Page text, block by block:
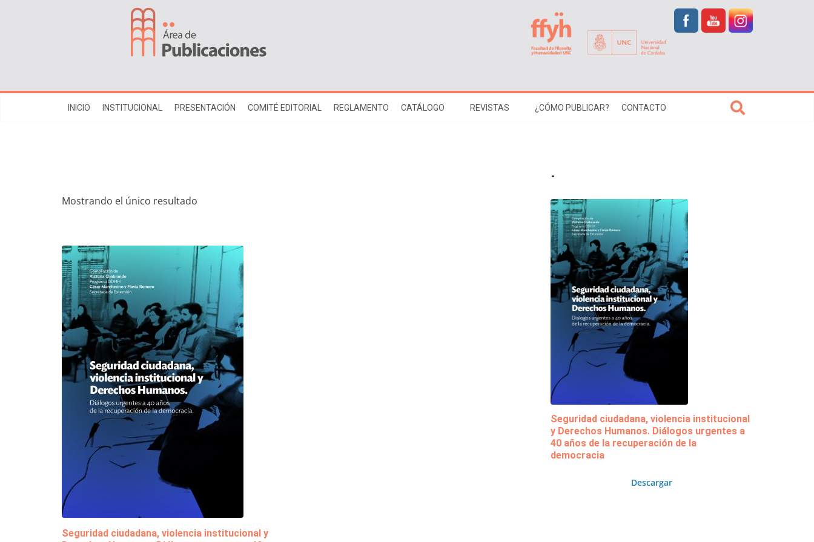
INICIO INSTITUCIONAL PRESENTACIÓN COMITÉ EDITORIAL REGLAMENTO CATÁLOGO REVISTAS ¿CÓMO PUBLICAR? CONTACTO
Mostrando el único resultado
Seguridad ciudadana, violencia institucional y
.
Seguridad ciudadana, violencia institucional
y Derechos Humanos. Diálogos urgentes a
40 años de la recuperación de la
democracia
Descargar